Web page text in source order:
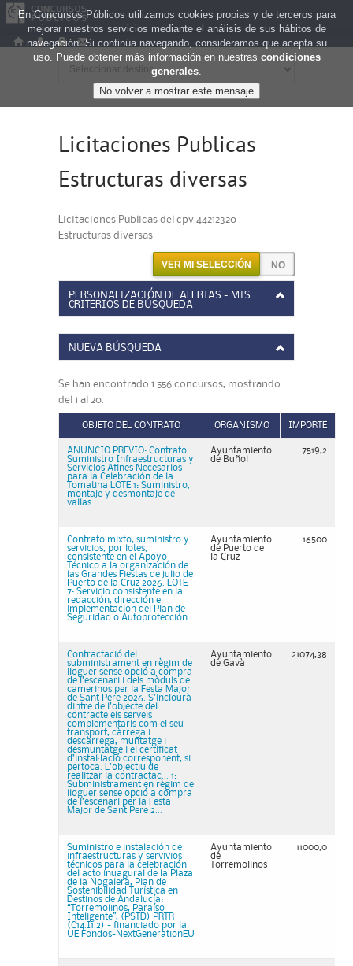
Licitaciones Publicas
Estructuras diversas
Licitaciones Publicas del cpv 44212320 -
Estructuras diversas
VER MI SELECCIÓN
PERSONALIZACIÓN DE ALERTAS - MIS
CRITERIOS DE BÚSQUEDA
NUEVA BÚSQUEDA
Se han encontrado 1.556 concursos, mostrando
del 1 al 20.
OBJETO DEL CONTRATO ORGANISMO IMPORTE
ANUNCIO PREVIO: Contrato
Suministro Infraestructuras y
Servicios Afines Necesarios
para la Celebración de la
Tomatina LOTE 1: Suministro,
montaje y desmontaje de
vallas
Ayuntamiento
de Buñol
7519,2
Contrato mixto, suministro y
servicios, por lotes,
consistente en el Apoyo
Técnico a la organización de
las Grandes Fiestas de julio de
Puerto de la Cruz 2026. LOTE
7: Servicio consistente en la
redacción, dirección e
implementacion del Plan de
Seguridad o Autoprotección.
Ayuntamiento
de Puerto de
la Cruz
16500
Contractació del
subministrament en règim de
lloguer sense opció a compra
de l’escenari i dels mòduls de
camerinos per la Festa Major
de Sant Pere 2026. S’inclourà
dintre de l’objecte del
contracte els serveis
complementaris com el seu
transport, càrrega i
descàrrega, muntatge i
desmuntatge i el certificat
d’instal·lació corresponent, si
pertoca. L’objectiu de
realitzar la contractac... 1:
Subministrament en règim de
lloguer sense opció a compra
de l’escenari per la Festa
Major de Sant Pere 2...
Ayuntamiento
de Gavà
21074,38
Suministro e instalación de
infraestructuras y servivios
técnicos para la celebración
del acto inuagural de la Plaza
de la Nogalera, Plan de
Sostenibilidad Turística en
Destinos de Andalucía:
“Torremolinos, Paraíso
Inteligente”, (PSTD) PRTR
(C14.I1.2) - financiado por la
UE Fondos-NextGenerationEU
Ayuntamiento
de
Torremolinos
11000,0
En Concursos Públicos utilizamos cookies propias y de terceros para
mejorar nuestros servicios mediante el análisis de sus hábitos de
navegación. Si continúa navegando, consideramos que acepta su
uso. Puede obtener más información en nuestras condiciones
generales.